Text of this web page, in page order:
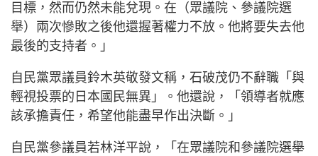
目標，然而仍然未能兌現。在（眾議院、參議院選
舉）兩次慘敗之後他還握著權力不放。他將要失去他
最後的支持者。」
自民黨眾議員鈴木英敬發文稱，石破茂仍不辭職「與
輕視投票的日本國民無異」。他還說，「領導者就應
該承擔責任，希望他能盡早作出決斷。」
自民黨參議員若林洋平說，「在眾議院和參議院選舉